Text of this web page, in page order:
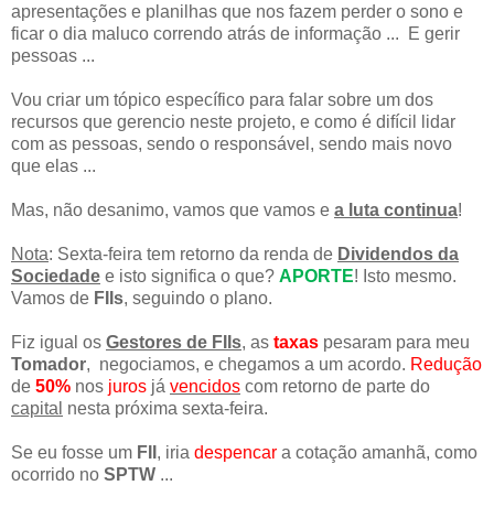
apresentações e planilhas que nos fazem perder o sono e
ficar o dia maluco correndo atrás de informação ... E gerir
pessoas ...
Vou criar um tópico específico para falar sobre um dos
recursos que gerencio neste projeto, e como é difícil lidar
com as pessoas, sendo o responsável, sendo mais novo
que elas ...
Mas, não desanimo, vamos que vamos e a luta continua!
Nota: Sexta-feira tem retorno da renda de Dividendos da
Sociedade e isto significa o que? APORTE! Isto mesmo.
Vamos de FIIs, seguindo o plano.
Fiz igual os Gestores de FIIs, as taxas pesaram para meu
Tomador, negociamos, e chegamos a um acordo. Redução
de 50% nos juros já vencidos com retorno de parte do
capital nesta próxima sexta-feira.
Se eu fosse um FII , iria despencar a cotação amanhã, como
ocorrido no SPTW ...